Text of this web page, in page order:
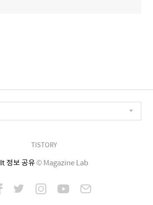
TISTORY
It 정보 공유© Magazine Lab